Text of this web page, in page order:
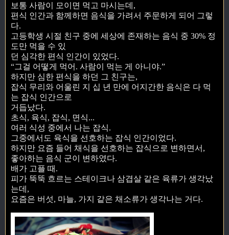
보통 사람이 모이면 먹고 마시는데,
편식 인간과 함께하면 음식을 가려서 주문하게 되어 그렇
다.
고등학생 시절 친구 중에 세상에 존재하는 음식 중 30% 정
도만 먹을 수 있
던 심각한 편식 인간이 있었다.
“그걸 어떻게 먹어. 사람이 먹는 게 아니야.”
하지만 심한 편식을 하던 그 친구는,
잡식 무리와 어울린 지 십 년 만에 어지간한 음식은 다 먹
는 잡식 인간으로
거듭났다.
초식, 육식, 잡식, 면식...
여러 식성 중에서 나는 잡식.
그중에서도 육식을 선호하는 잡식 인간이었다.
하지만 요즘 들어 채식을 선호하는 잡식으로 변하면서,
좋아하는 음식 군이 변하였다.
배가 고플 때.
피가 뚝뚝 흐르는 스테이크나 삼겹살 같은 육류가 생각났
는데,
요즘은 버섯, 마늘, 가지 같은 채소류가 생각나는 거다.